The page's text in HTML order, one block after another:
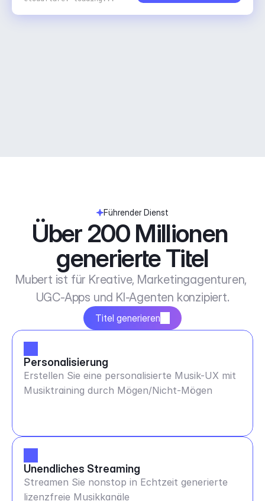
Führender Dienst
Über 200 Millionen
generierte Titel
Mubert ist für Kreative, Marketingagenturen,
UGC-Apps und KI-Agenten konzipiert.
Titel generieren
Personalisierung
Erstellen Sie eine personalisierte Musik-UX mit
Musiktraining durch Mögen/Nicht-Mögen
Unendliches Streaming
Streamen Sie nonstop in Echtzeit generierte
lizenzfreie Musikkanäle